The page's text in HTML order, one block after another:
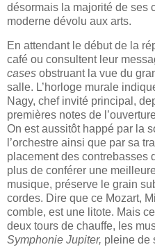
désormais la majorité de ses
moderne dévolu aux arts.
En attendant le début de la
café ou consultent leur
cases obstruant la vue du
salle. L’horloge murale
Nagy, chef invité principal,
premières notes de
On est aussitôt happé par la
l’orchestre ainsi que par sa
placement des contrebasses
plus de conférer une
musique, préserve le grain
cordes. Dire que ce Mozart,
comble, est une litote. Mais
deux tours de chauffe, les
Symphonie Jupiter, pleine de